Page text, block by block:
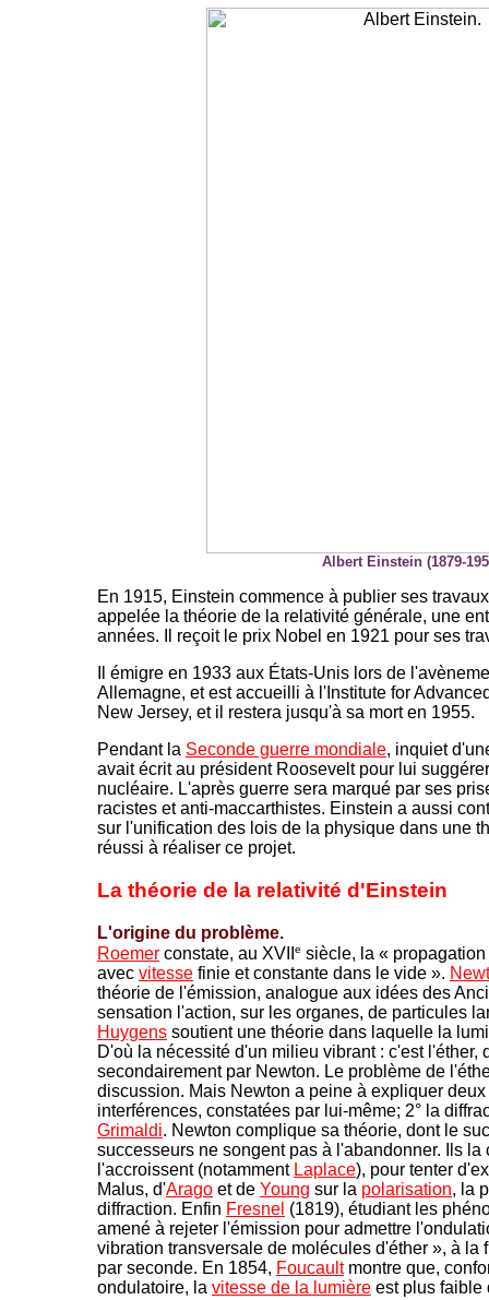
Albert Einstein (1879-
En 1915, Einstein commence à publier ses
appelée la théorie de la relativité générale, une
années. Il reçoit le prix Nobel en 1921 pour ses
Il émigre en 1933 aux États-Unis lors de l'avènem
Allemagne, et est accueilli à l'Institute for
New Jersey, et il restera jusqu'à sa mort en 1955.
Pendant la Seconde guerre mondiale, inquiet
avait écrit au président Roosevelt pour lui
nucléaire. L'après guerre sera marqué par ses
racistes et anti-maccarthistes. Einstein a aussi
sur l'unification des lois de la physique dans une
réussi à réaliser ce projet.
La théorie de la relativité d'Einstein
L'origine du problème.
Roemer constate, au XVII e siècle, la «
avec vitesse finie et constante dans le vide ».
théorie de l'émission, analogue aux idées des
sensation l'action, sur les organes, de particules
Huygens soutient une théorie dans laquelle la
D'où la nécessité d'un milieu vibrant : c'est l'éther,
secondairement par Newton. Le problème de
discussion. Mais Newton a peine à expliquer
interférences, constatées par lui-même; 2° la
Grimaldi. Newton complique sa théorie, dont le
successeurs ne songent pas à l'abandonner. Ils la
l'accroissent (notamment Laplace), pour tenter
Malus, d'Arago et de Young sur la polarisation, la
diffraction. Enfin Fresnel (1819), étudiant les
amené à rejeter l'émission pour admettre
vibration transversale de molécules d'éther », à la
par seconde. En 1854, Foucaultmontre que,
ondulatoire, la vitesse de la lumière est plus faible